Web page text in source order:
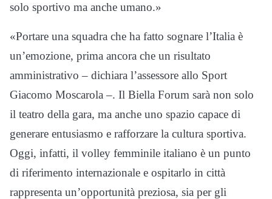
solo sportivo ma anche umano.»
«Portare una squadra che ha fatto sognare l’Italia è
un’emozione, prima ancora che un risultato
amministrativo – dichiara l’assessore allo Sport
Giacomo Moscarola –. Il Biella Forum sarà non solo
il teatro della gara, ma anche uno spazio capace di
generare entusiasmo e rafforzare la cultura sportiva.
Oggi, infatti, il volley femminile italiano è un punto
di riferimento internazionale e ospitarlo in città
rappresenta un’opportunità preziosa, sia per gli